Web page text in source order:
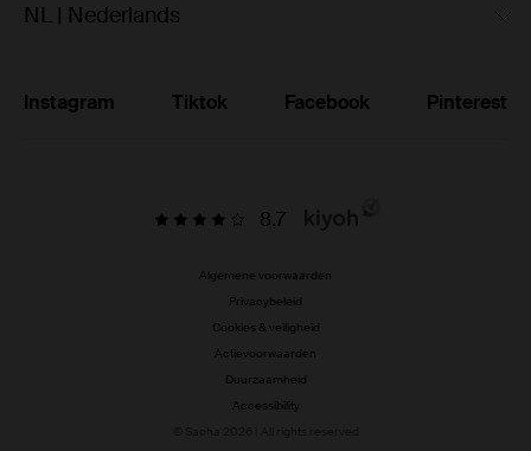
NL | Nederlands
Instagram Tiktok Facebook Pinterest
8.7
Algemene voorwaarden
Privacybeleid
Cookies & veiligheid
Actievoorwaarden
Duurzaamheid
Accessibility